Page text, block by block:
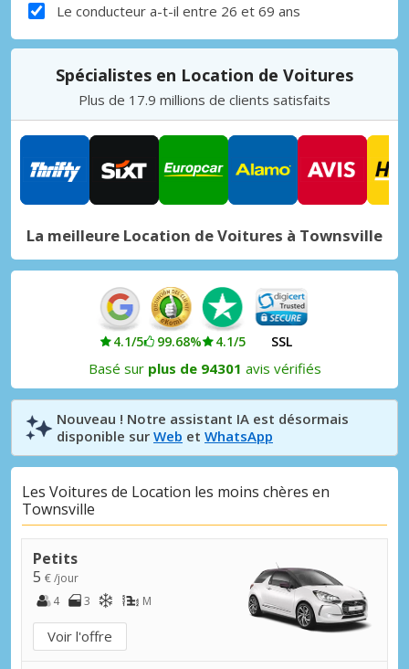
Le conducteur a-t-il entre 26 et 69 ans
Spécialistes en Location de Voitures
Plus de 17.9 millions de clients satisfaits
La meilleure Location de Voitures à Townsville
4.1/5 99.68% 4.1/5 SSL
Basé sur plus de 94301 avis vérifiés
Nouveau ! Notre assistant IA est désormais
disponible sur Web et WhatsApp
Les Voitures de Location les moins chères en
Townsville
Petits
5 € /jour
4
3 M
Voir l'offre